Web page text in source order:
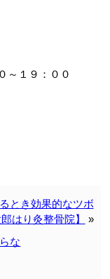
～１９：００
とき効果的なツボ
はり灸整骨院】
»
な